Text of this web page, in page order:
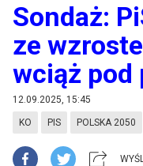
Sondaż:
ze
wciąż pod
12.09.2025, 15:45
KO PIS POLSKA 2050